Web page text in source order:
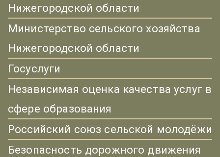
Нижегородской области
Министерство сельского хозяйства
Нижегородской области
Госуслуги
Независимая оценка качества услуг в
сфере образования
Российский союз сельской молодёжи
Безопасность дорожного движения